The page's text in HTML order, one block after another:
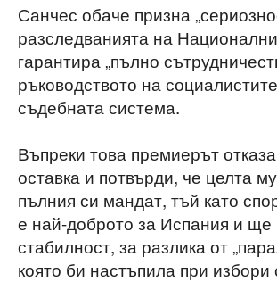
Санчес обаче призна
разследванията на
гарантира „пълно
ръководството на
съдебната система.
Въпреки това премиерът
оставка и потвърди, че целта
пълния си мандат, тъй като
е най-доброто за Испания и ще
стабилност, за разлика от
която би настъпила при избори